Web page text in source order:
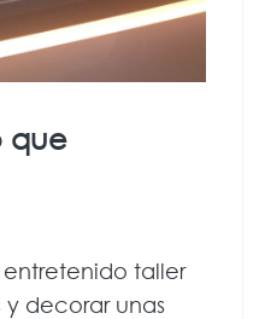
que
taller
decorar unas